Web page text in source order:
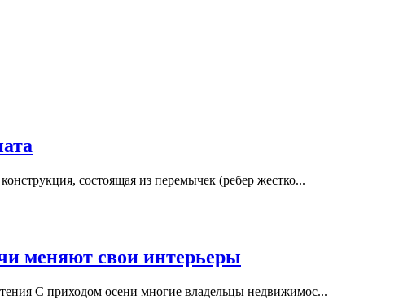
состоящая из перемычек (ребер жестко...
меняют свои интерьеры
С приходом осени многие владельцы недвижимос...